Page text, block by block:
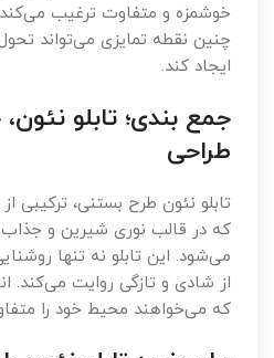
خوشمزه و متفاوت ترغیب می‌کند.
چنین نقطه تمایزی می‌تواند
ایجاد کند.
جمع بندی؛ تابلو
طراحی
تابلو نئون طرح بستنی، ترکیبی
که در قالب نوری شیرین و جذاب
می‌شود. این تابلو نه تنها
از شادی و تازگی روایت می‌کند.
که می‌خواهند محیط خود را